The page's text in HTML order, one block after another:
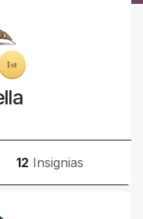
12 Insignias